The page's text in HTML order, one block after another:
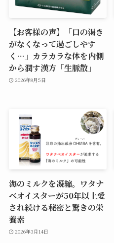
【お客様の声】「口の渇き
がなくなって過ごしやす
く…」カラカラな体を内側
から潤す漢方「生脈散」
2026年8月5日
海のミルクを凝縮。ワタナ
ベオイスターが50年以上愛
され続ける秘密と驚きの栄
養素
2026年3月14日